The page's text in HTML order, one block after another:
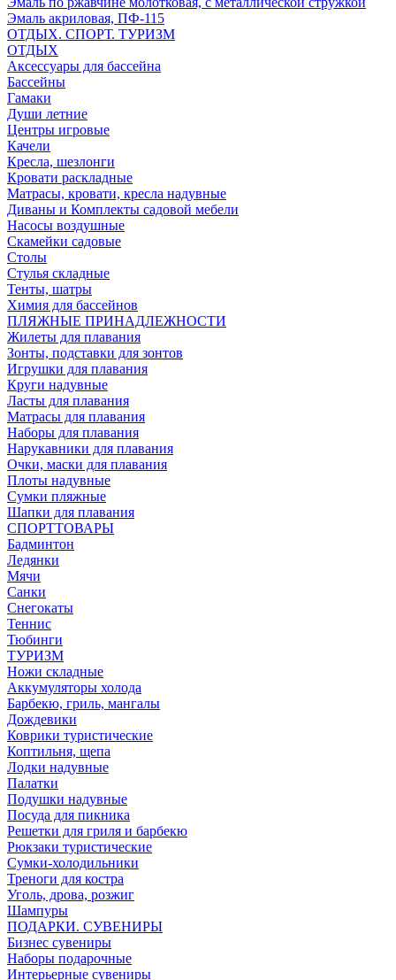
Эмаль акриловая, ПФ-115
ОТДЫХ. СПОРТ. ТУРИЗМ
ОТДЫХ
Аксессуары для бассейна
Бассейны
Гамаки
Души летние
Центры игровые
Качели
Кресла, шезлонги
Кровати раскладные
Матрасы, кровати, кресла надувные
Диваны и Комплекты садовой мебели
Насосы воздушные
Скамейки садовые
Столы
Стулья складные
Тенты, шатры
Химия для бассейнов
ПЛЯЖНЫЕ ПРИНАДЛЕЖНОСТИ
Жилеты для плавания
Зонты, подставки для зонтов
Игрушки для плавания
Круги надувные
Ласты для плавания
Матрасы для плавания
Наборы для плавания
Нарукавники для плавания
Очки, маски для плавания
Плоты надувные
Сумки пляжные
Шапки для плавания
СПОРТТОВАРЫ
Бадминтон
Ледянки
Мячи
Санки
Снегокаты
Теннис
Тюбинги
ТУРИЗМ
Ножи складные
Аккумуляторы холода
Барбекю, гриль, мангалы
Дождевики
Коврики туристические
Коптильня, щепа
Лодки надувные
Палатки
Подушки надувные
Посуда для пикника
Решетки для гриля и барбекю
Рюкзаки туристические
Сумки-холодильники
Треноги для костра
Уголь, дрова, розжиг
Шампуры
ПОДАРКИ. СУВЕНИРЫ
Бизнес сувениры
Наборы подарочные
Интерьерные сувениры